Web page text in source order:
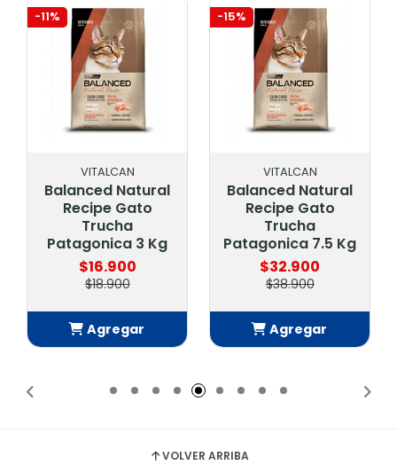
-11%
VITALCAN
Balanced Natural
Recipe Gato
Trucha
Patagonica 3 Kg
$16.900
$18.900
Agregar
-15%
VITALCAN
Balanced Natural
Recipe Gato
Trucha
Patagonica 7.5 Kg
$32.900
$38.900
Agregar
VOLVER ARRIBA